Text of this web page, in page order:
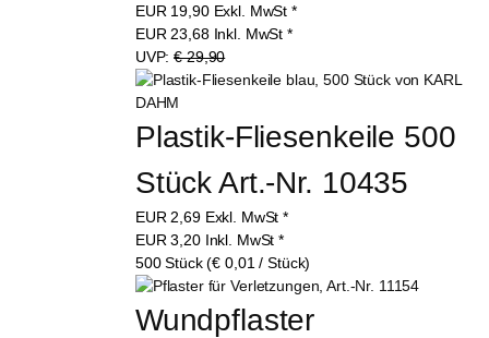
EUR 19,90 Exkl. MwSt *
EUR 23,68 Inkl. MwSt *
UVP:€ 29,90
Plastik-Fliesenkeile 500
Stück Art.-Nr. 10435
EUR 2,69 Exkl. MwSt *
EUR3,20 Inkl. MwSt *
500 Stück (€ 0,01 / Stück)
Wundpflaster